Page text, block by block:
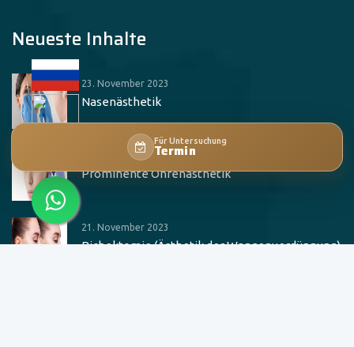
Neueste Inhalte
23. November 2023
Nasenästhetik
22. November 2023
Prominente Ohrenästhetik
21. November 2023
Bichektomie (Ästhetik der Wangenverdünnung)
Für Untersuchung
Termin